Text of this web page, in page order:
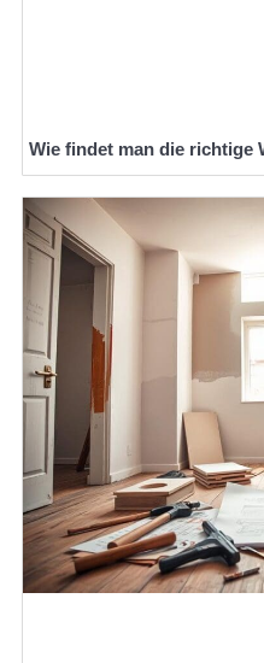
Wie findet man die richtige